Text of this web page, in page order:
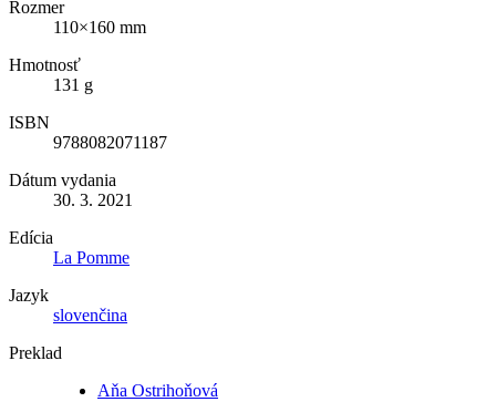
Rozmer
110×160 mm
Hmotnosť
131 g
ISBN
9788082071187
Dátum vydania
30. 3. 2021
Edícia
La Pomme
Jazyk
slovenčina
Preklad
Aňa Ostrihoňová